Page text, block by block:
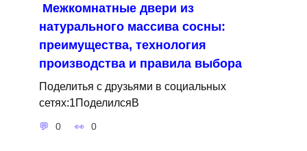
Межкомнатные двери из
натурального массива сосны:
преимущества, технология
производства и правила выбора
Поделитья с друзьями в социальных
сетях:1ПоделилсяВ
0 0